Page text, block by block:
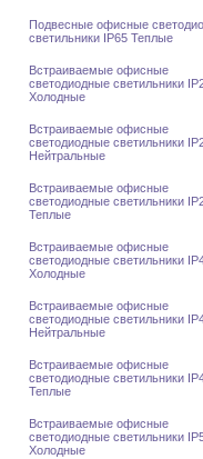
Подвесные офисные
светильники IP65 Теплые
Встраиваемые офисные
светодиодные светильники
Холодные
Встраиваемые офисные
светодиодные светильники
Нейтральные
Встраиваемые офисные
светодиодные светильники
Теплые
Встраиваемые офисные
светодиодные светильники
Холодные
Встраиваемые офисные
светодиодные светильники
Нейтральные
Встраиваемые офисные
светодиодные светильники
Теплые
Встраиваемые офисные
светодиодные светильники
Холодные